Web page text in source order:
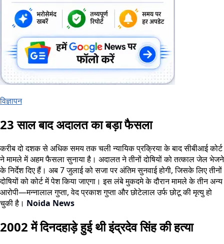
विज्ञापन
23 साल बाद अदालत का बड़ा फैसला
करीब दो दशक से अधिक समय तक चली न्यायिक प्रक्रिया के बाद सीबीआई कोर्ट
ने मामले में अहम फैसला सुनाया है। अदालत ने तीनों दोषियों को तत्काल जेल भेजने
के निर्देश दिए हैं। अब 7 जुलाई को सजा पर अंतिम सुनवाई होगी, जिसके लिए तीनों
दोषियों को कोर्ट में पेश किया जाएगा। इस लंबे मुकदमे के दौरान मामले के तीन अन्य
आरोपी—मन्नालाल गुप्ता, वेद प्रकाश गुप्ता और छोटेलाल उर्फ छोटू की मृत्यु हो
चुकी है। Noida News
2002 में दिनदहाड़े हुई थी इंद्रदेव सिंह की हत्या